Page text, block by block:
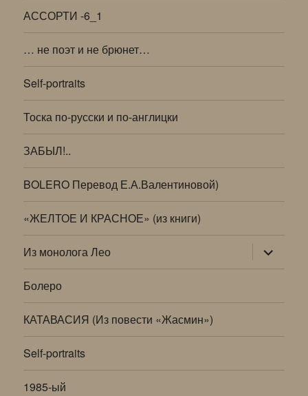
АССОРТИ -6_1
… не поэт и не брюнет…
Self-portraits
Тоска по-русски и по-англицки
ЗАБЫЛ!..
BOLERO Перевод Е.А.Валентиновой)
«ЖЕЛТОЕ И КРАСНОЕ» (из книги)
Из монолога Лео раскрыть
дочернее
меню
Болеро
КАТАВАСИЯ (Из повести «Жасмин»)
Self-portraits
1985-ый